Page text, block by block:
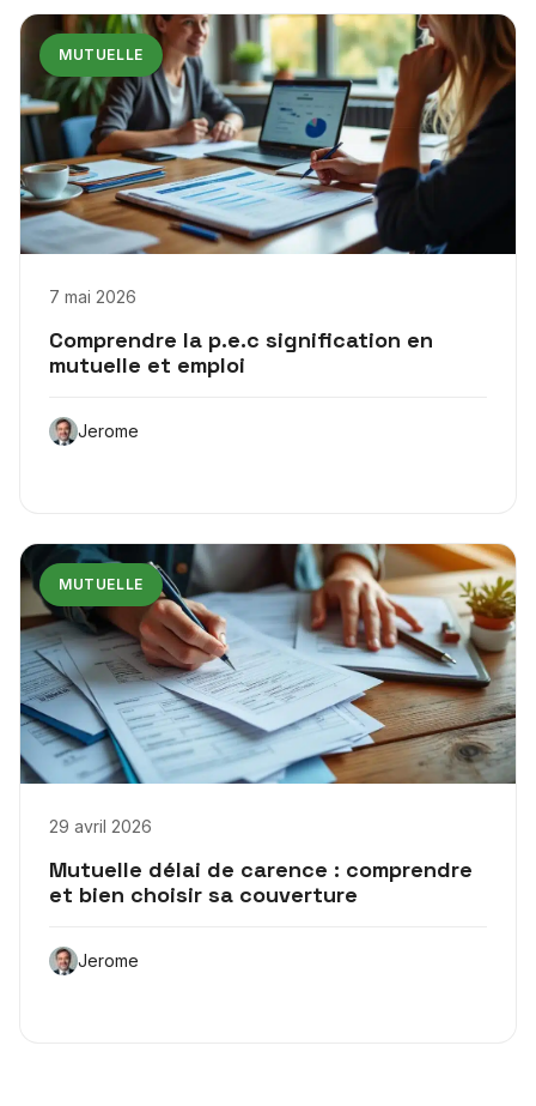
MUTUELLE
7 mai 2026
Comprendre la p.e.c signification en
mutuelle et emploi
Jerome
MUTUELLE
29 avril 2026
Mutuelle délai de carence : comprendre
et bien choisir sa couverture
Jerome